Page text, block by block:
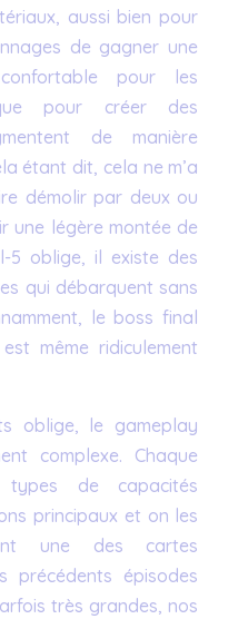
aussi bien pour
de gagner une
pour les
pour créer des
de manière
étant dit, cela ne m’a
démolir par deux ou
une légère montée de
5 oblige, il existe des
qui débarquent sans
le boss final
même ridiculement
oblige, le gameplay
complexe. Chaque
de capacités
principaux et on les
une des cartes
précédents épisodes
très grandes, nos